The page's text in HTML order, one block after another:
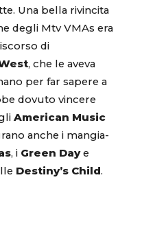
Una bella rivincita
degli Mtv VMAs era
di
, che le aveva
per far sapere a
dovuto vincere
American Music
anche i mangia-
, i Green Daye
Destiny’s Child.